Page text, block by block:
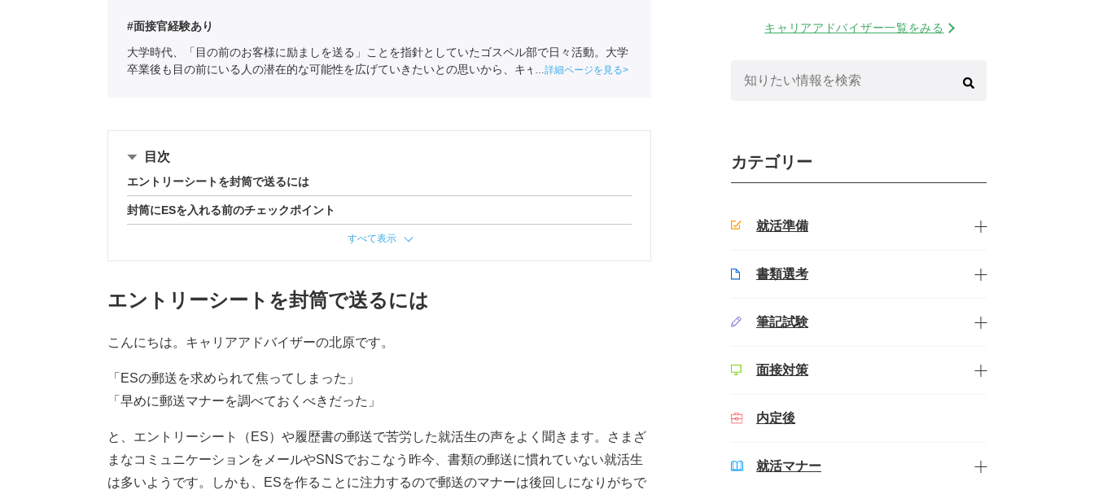
#面接官経験あり
大学時代、「目の前のお客様に励ましを送る」ことを指針としていたゴスペル部で日々活動。大学
卒業後も目の前にいる人の潜在的な可能性を広げていきたいとの思いから、キャリア領域を事業の
詳細ページを見る
目次
エントリーシートを封筒で送るには
封筒にESを入れる前のチェックポイント
すべて表示
エントリーシートを封筒で送るには
こんにちは。キャリアアドバイザーの北原です。
「ESの郵送を求められて焦ってしまった」
「早めに郵送マナーを調べておくべきだった」
と、エントリーシート（ES）や履歴書の郵送で苦労した就活生の声をよく聞きます。さまざ
まなコミュニケーションをメールやSNSでおこなう昨今、書類の郵送に慣れていない就活生
は多いようです。しかも、ESを作ることに注力するので郵送のマナーは後回しになりがちで
キャリアアドバイザー一覧をみる
カテゴリー
就活準備
書類選考
筆記試験
面接対策
内定後
就活マナー